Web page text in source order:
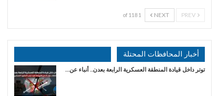
NEXT
1 of 118
أخبار المحافظات المحتلة
توتر داخل قيادة المنطقة العسكرية الرابعة بعدن.. أنباء عن…